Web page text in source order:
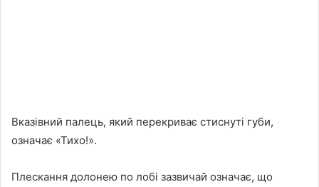
Вказівний палець, який перекриває стиснуті губи,
означає «Тихо!».
Плескання долонею по лобі зазвичай означає, що